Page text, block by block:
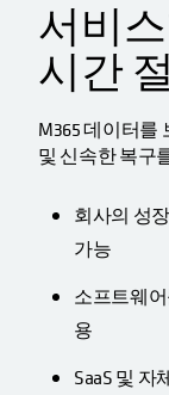
서비
시간
M365 데이터를
및 신속한 복구
회사의 성
가능
소프트웨
용
SaaS 및